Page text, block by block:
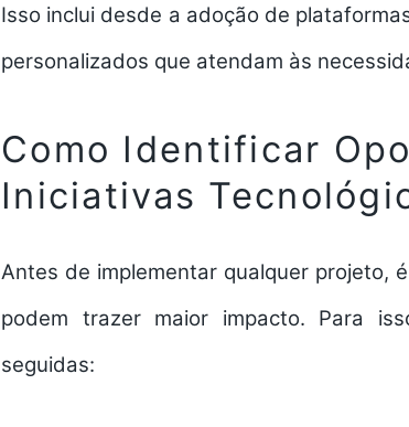
Isso inclui desde a adoção de
personalizados que atendam às
Como Identificar
Iniciativas
Antes de implementar qualquer projeto,
podem trazer maior impacto. Para
seguidas: